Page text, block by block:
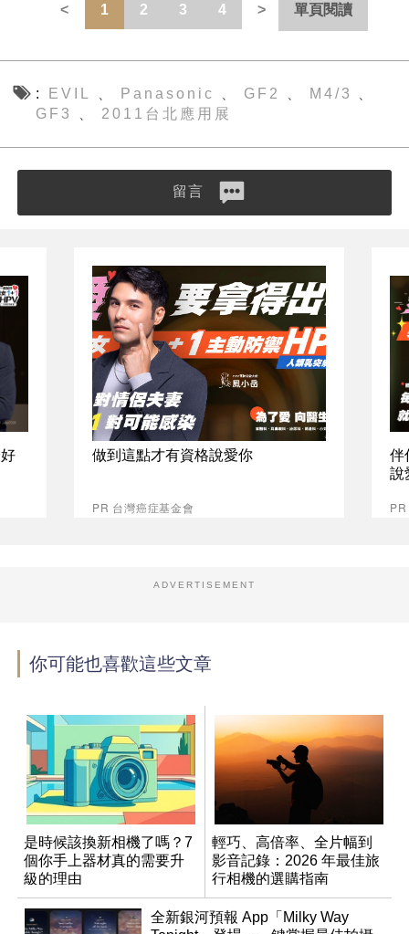
1 2 3 4 單頁閱讀
EVIL Panasonic GF2 M4/3
GF3 2011台北應用展
留言
做到這點才有資格說愛你
PR 台灣癌症基金會
伴
說
ADVERTISEMENT
你可能也喜歡這些文章
是時候該換新相機了嗎？7
個你手上器材真的需要升
級的理由
輕巧、高倍率、全片幅到
影音記錄：2026 年最佳旅
行相機的選購指南
全新銀河預報 App「Milky Way